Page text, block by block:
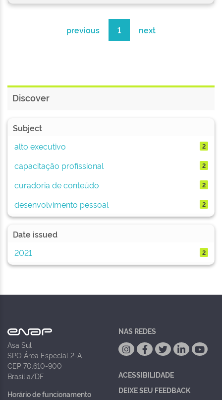
previous 1 next
Discover
Subject
alto executivo
2
capacitação profissional 2
curadoria de conteúdo 2
desenvolvimento pessoal 2
Date issued
2021
2
Asa Sul
SPO Área Especial 2-A
CEP 70.610-900
Brasília/DF
Horário de funcionamento
NAS REDES
ACESSIBILIDADE
DEIXE SEU FEEDBACK